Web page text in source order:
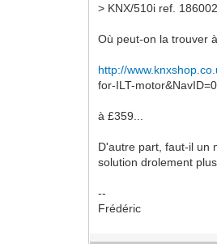
> KNX/510i ref.
Où peut-on la trouver
http://
for-ILT-
à £359...
D'autre part, faut-il un
solution drolement
--
Frédéric